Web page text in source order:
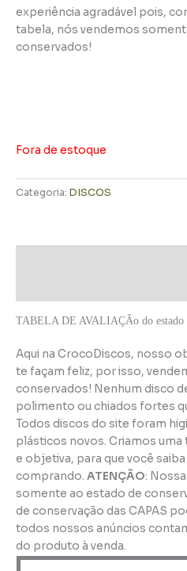
experiência agradável pois,
tabela, nós vendemos
conservados!
Fora de estoque
Categoria: DISCOS
TABELA DE AVALIAÇÃo do estado
Aqui na CrocoDiscos, nosso
te façam feliz, por isso,
conservados! Nenhum disco
polimento ou chiados fortes
Todos discos do site foram
plásticos novos. Criamos uma
e objetiva, para que você
comprando. ATENÇÃO:
somente ao estado de
de conservação das CAPAS
todos nossos anúncios
do produto à venda.